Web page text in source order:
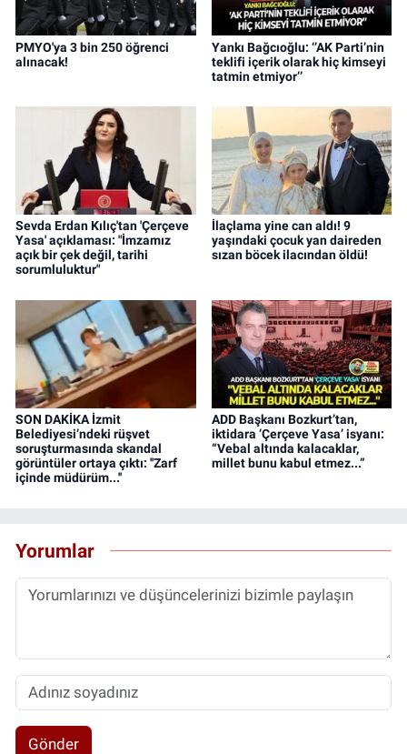
PMYO'ya 3 bin 250 öğrenci
alınacak!
Yankı Bağcıoğlu: ‘’AK Parti’nin
teklifi içerik olarak hiç kimseyi
tatmin etmiyor’’
Sevda Erdan Kılıç'tan 'Çerçeve
Yasa' açıklaması: "İmzamız
açık bir çek değil, tarihi
sorumluluktur"
İlaçlama yine can aldı! 9
yaşındaki çocuk yan daireden
sızan böcek ilacından öldü!
SON DAKİKA İzmit
Belediyesi’ndeki rüşvet
soruşturmasında skandal
görüntüler ortaya çıktı: ''Zarf
içinde müdürüm...''
ADD Başkanı Bozkurt’tan,
iktidara ‘Çerçeve Yasa’ isyanı:
“Vebal altında kalacaklar,
millet bunu kabul etmez...”
Yorumlar
Gönder